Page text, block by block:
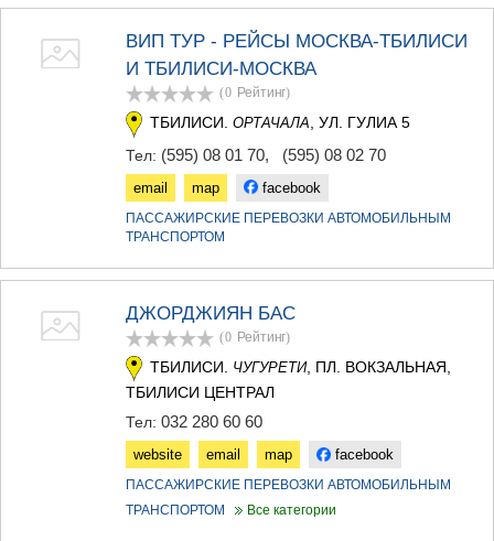
ВИП ТУР - РЕЙСЫ МОСКВА-ТБИЛИСИ
И ТБИЛИСИ-МОСКВА
(0 Рейтинг)
ТБИЛИСИ. ОРТАЧАЛА , УЛ. ГУЛИА 5
Тел: (595) 08 01 70, (595) 08 02 70
email map facebook
ПАССАЖИРСКИЕ ПЕРЕВОЗКИ АВТОМОБИЛЬНЫМ
ТРАНСПОРТОМ
ДЖОРДЖИЯН БАС
(0 Рейтинг)
ТБИЛИСИ. ЧУГУРЕТИ, ПЛ. ВОКЗАЛЬНАЯ,
ТБИЛИСИ ЦЕНТРАЛ
Тел: 032 280 60 60
website email map facebook
ПАССАЖИРСКИЕ ПЕРЕВОЗКИ АВТОМОБИЛЬНЫМ
ТРАНСПОРТОМ
Все категории